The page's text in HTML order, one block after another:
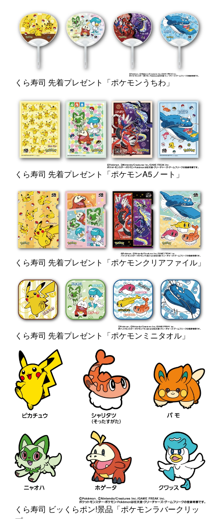
くら寿司 先着プレゼント「ポケモンうちわ」
くら寿司 先着プレゼント「ポケモンA5ノート」
くら寿司 先着プレゼント「ポケモンクリアファイル」
くら寿司 先着プレゼント「ポケモンミニタオル」
くら寿司 ビッくらポン!景品「ポケモンラバークリッ